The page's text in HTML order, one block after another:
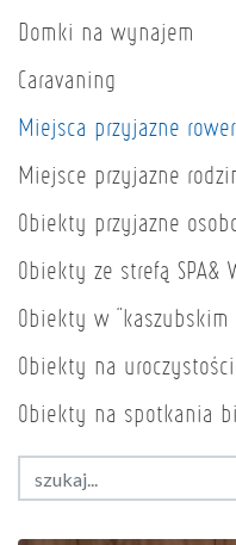
Domki na wynajem
Caravaning
Miejsca przyjazne
Miejsce przyjazne
Obiekty przyjazne
Obiekty ze strefą SPA&
Obiekty w
Obiekty na
Obiekty na spotkania